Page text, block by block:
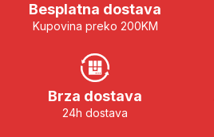
Besplatna dostava
Kupovina preko 200KM
Brza dostava
24h dostava